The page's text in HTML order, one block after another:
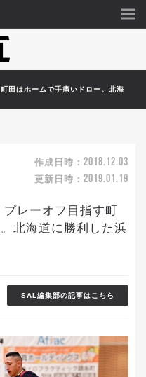
田はホームで手痛いドロー。北海
作成日時： 2018.12.03
更新日時： 2019.01.19
プレーオフ目指す町
北海道に勝利した浜
SAL編集部の記事はこちら